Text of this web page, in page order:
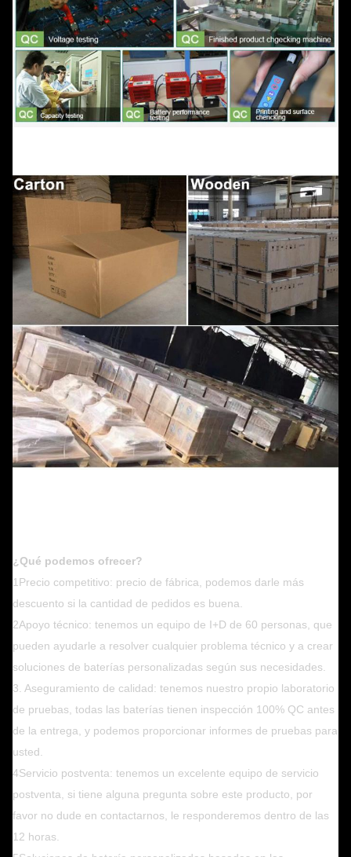
¿Qué podemos ofrecer?
1Precio competitivo: precio de fábrica, podemos darle más
descuento si la cantidad de pedidos es buena.
2Apoyo técnico: tenemos un equipo de I+D de 60 personas, que
pueden ayudarle a resolver cualquier problema técnico y a crear
soluciones de baterías personalizadas según sus necesidades.
3. Aseguramiento de calidad: tenemos nuestro propio laboratorio
de pruebas, todas las baterías tienen inspección 100% QC antes
de la entrega, y podemos proporcionar informes de pruebas para
usted.
4Servicio postventa: tenemos un excelente equipo de servicio
postventa, si tiene alguna pregunta sobre este producto, por
favor no dude en contactarnos, le responderemos dentro de las
12 horas.